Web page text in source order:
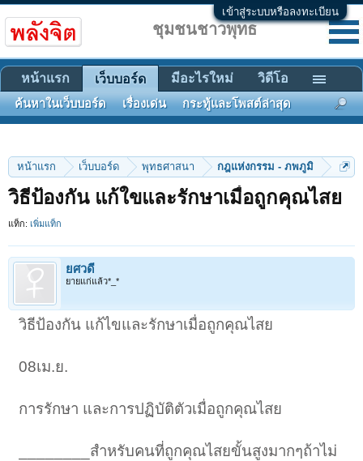
เข้าสู่ระบบหรือลงทะเบียน
หน้าแรก เว็บบอร์ด พุทธศาสนา กฎแห่งกรรม - ภพภูมิ
วิธีป้องกัน แก้ใขและรักษาเมื่อถูกคุณไสย
แท็ก: เพิ่มแท็ก
ยศวดี
ยายแก่แล้ว*_*
วิธีป้องกัน แก้ไขและรักษาเมื่อถูกคุณไสย
08เม.ย.
การรักษา และการปฏิบัติตัวเมื่อถูกคุณไสย
________สำหรับคนที่ถูกคุณไสยขั้นสูงมากๆถ้าไม่
ชุมชนชาวพุทธ
หน้าแรก เว็บบอร์ด
ค้นหาในเว็บบอร์ด เรื่องเด่น กระทู้และโพสต์ล่าสุด
มีอะไรใหม่ วิดีโอ